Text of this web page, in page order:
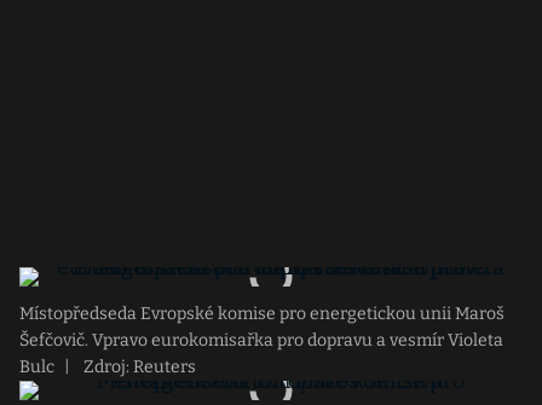
Místopředseda Evropské komise pro energetickou unii Maroš
Šefčovič. Vpravo eurokomisařka pro dopravu a vesmír Violeta
Bulc
Zdroj: Reuters